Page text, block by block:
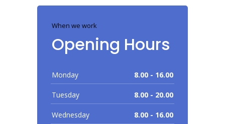
When we work
Opening Hours
Monday 8.00 - 16.00
Tuesday 8.00 - 20.00
Wednesday 8.00 - 16.00